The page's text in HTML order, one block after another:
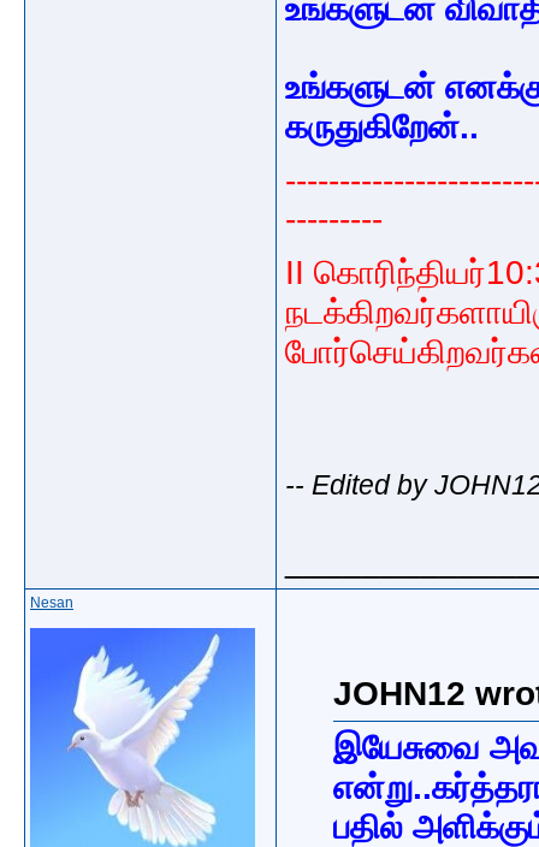
உங்களுடன்
உங்களுடன்
கருதுகிறேன்..
---------
II
-- Edited by
Nesan
JOHN12
இயேசுவை
பதில்